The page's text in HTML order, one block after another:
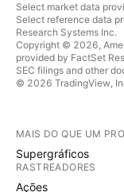
Select market data
Select reference data
Research Systems Inc.
Copyright © 2026,
provided by FactSet
SEC filings and other
© 2026 TradingView,
MAIS DO QUE UM
Supergráficos
RASTREADORES
Ações